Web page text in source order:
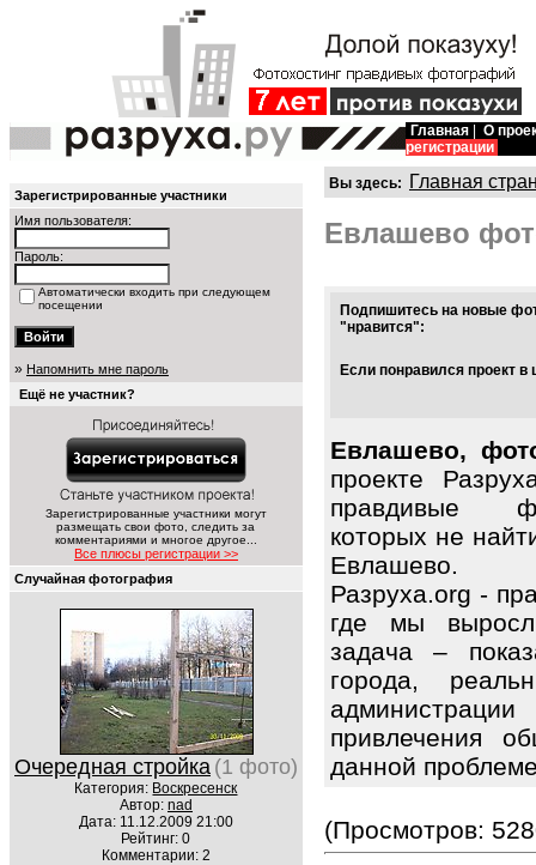
Главная
О
регистрации
Зарегистрированные участники
Имя пользователя:
Пароль:
Автоматически входить при следующем
посещении
» Напомнить мне пароль
Ещё не участник?
Зарегистрированные участники могут
размещать свои фото, следить за
комментариями и многое другое...
Все плюсы регистрации >>
Случайная фотография
Очередная стройка (1 фото)
Категория: Воскресенск
Автор: nad
Дата: 11.12.2009 21:00
Рейтинг: 0
Комментарии: 2
Вы здесь: Главная
Евлашево
Подпишитесь на новые
"нравится":
Если понравился проект
Евлашево,
проекте
правдивые
которых не
Евлашево.
Разруха.org -
где мы
задача –
города,
привлечения
данной
(Просмотров: